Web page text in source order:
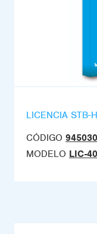
LICENCIA STB-
CÓDIGO
MODELO LIC-